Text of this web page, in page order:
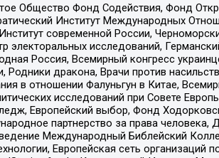
Общество Фонд Содействия, Фонд
Институт Международных
современной России,
исследований,
Россия, Всемирный конгресс
дракона, Врачи против
в отношении Фалуньгун в Китае,
исследований при Совете
Европейский выбор, Фонд
партнерство за права человека,
Международный Библейский
Европейская сеть